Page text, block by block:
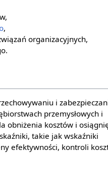
,
organizacyjnych,
i
przemysłowych i
obniżenia kosztów i
takie jak wskaźniki
efektywności, kontroli